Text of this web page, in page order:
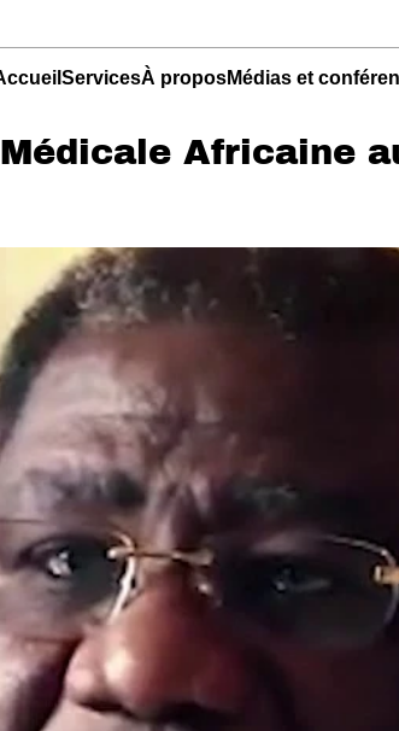
Des services pour les
Pharmacies
Hopitaux
Laboratoires
ServicesÀ proposMédias et
Africaine